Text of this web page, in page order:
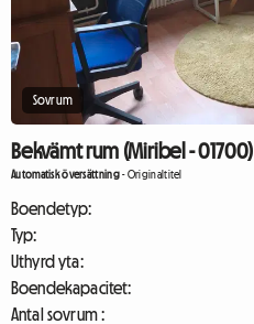
Sovrum
Bekvämt rum (Miribel - 01700)
Automatisk översättning-Originaltitel
Boendetyp:
Typ:
Uthyrd yta:
Boendekapacitet:
Antal sovrum :